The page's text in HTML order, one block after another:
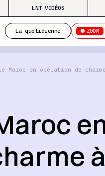
LNT VIDÉOS
La quotidienne ZOOM
Maroc en opération de
à